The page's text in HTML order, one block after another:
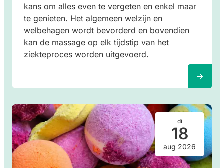
kans om alles even te vergeten en enkel maar
te genieten. Het algemeen welzijn en
welbehagen wordt bevorderd en bovendien
kan de massage op elk tijdstip van het
ziekteproces worden uitgevoerd.
di
18
aug 2026